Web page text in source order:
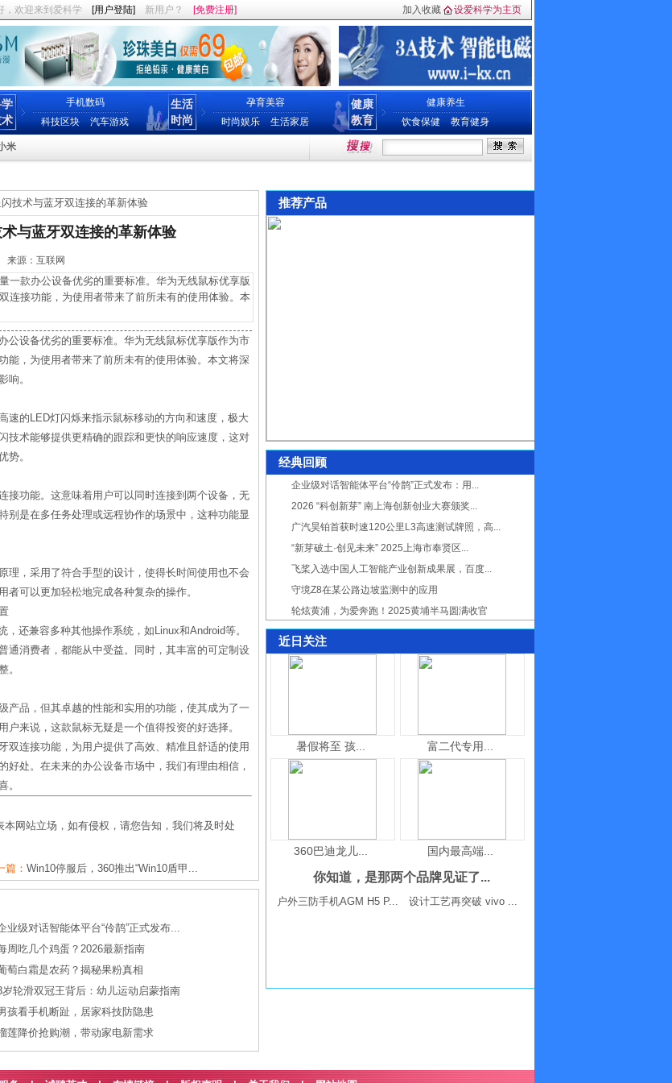
，欢迎来到爱科学 [用户登陆] 新用户？ [免费注册] 加入收藏 设爱科学为主页
手机数码
科技区块
汽车游戏
生活
时尚
孕育美容
时尚娱乐
生活家居
健康
教育
健康养生
饮食保健
教育健身
米
技术与蓝牙双连接的革新体验
与蓝牙双连接的革新体验
来源：互联网
款办公设备优劣的重要标准。华为无线鼠标优享版
连接功能，为使用者带来了前所未有的使用体验。本
公设备优劣的重要标准。华为无线鼠标优享版作为市
能，为使用者带来了前所未有的使用体验。本文将深
响。
速的LED灯闪烁来指示鼠标移动的方向和速度，极大
技术能够提供更精确的跟踪和更快的响应速度，这对
势。
接功能。这意味着用户可以同时连接到两个设备，无
别是在多任务处理或远程协作的场景中，这种功能显
理，采用了符合手型的设计，使得长时间使用也不会
可以更加轻松地完成各种复杂的操作。
还兼容多种其他操作系统，如Linux和Android等。
通消费者，都能从中受益。同时，其丰富的可定制设
。
产品，但其卓越的性能和实用的功能，使其成为了一
来说，这款鼠标无疑是一个值得投资的好选择。
双连接功能，为用户提供了高效、精准且舒适的使用
处。在未来的办公设备市场中，我们有理由相信，
。
网站立场，如有侵权，请您告知，我们将及时处
篇： Win10停服后，360推出“Win10盾甲...
业级对话智能体平台“伶鹊”正式发布...
周吃几个鸡蛋？2026最新指南
萄白霜是农药？揭秘果粉真相
岁轮滑双冠王背后：幼儿运动启蒙指南
孩看手机断趾，居家科技防隐患
莲降价抢购潮，带动家电新需求
推荐产品
经典回顾
企业级对话智能体平台“伶鹊”正式发布：用...
2026 “科创新芽” 南上海创新创业大赛颁奖...
广汽昊铂首获时速120公里L3高速测试牌照，高...
“新芽破土·创见未来” 2025上海市奉贤区...
飞桨入选中国人工智能产业创新成果展，百度...
守境Z8在某公路边坡监测中的应用
轮炫黄浦，为爱奔跑！2025黄埔半马圆满收官
近日关注
暑假将至 孩... 富二代专用...
360巴迪龙儿... 国内最高端...
你知道，是那两个品牌见证了...
户外三防手机AGM H5 P... 设计工艺再突破 vivo ...